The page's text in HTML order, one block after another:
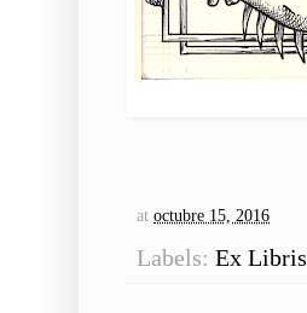
at octubre 15, 2016
Labels: Ex Libris